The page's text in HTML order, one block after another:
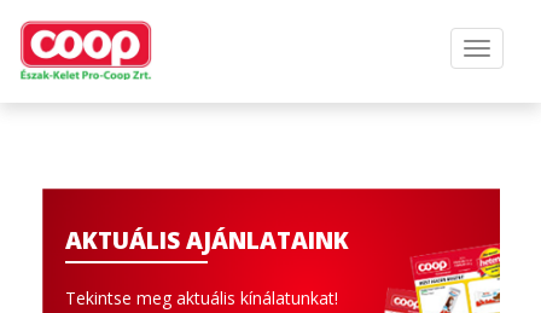
AKTUÁLIS AJÁNLATAINK
Tekintse meg aktuális kínálatunkat!